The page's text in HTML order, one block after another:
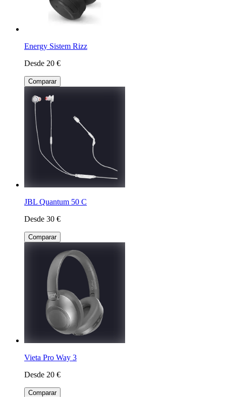
Energy Sistem Rizz
Desde 20 €
Comparar
JBL Quantum 50 C
Desde 30 €
Comparar
Vieta Pro Way 3
Desde 20 €
Comparar